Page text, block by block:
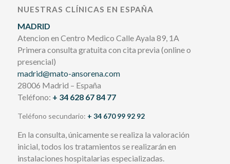
NUESTRAS CLÍNICAS EN ESPAÑA
MADRID
Atencion en Centro Medico Calle Ayala 89, 1A
Primera consulta gratuita con cita previa (online o
presencial)
madrid@mato-ansorena.com
28006 Madrid – España
Teléfono: + 34 628 67 84 77
Teléfono secundario: + 34 670 99 92 92
En la consulta, únicamente se realiza la valoración
inicial, todos los tratamientos se realizarán en
instalaciones hospitalarias especializadas.